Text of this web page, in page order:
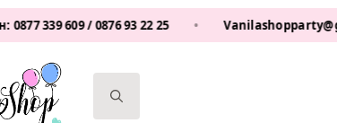
609/0876 93 22 25 •